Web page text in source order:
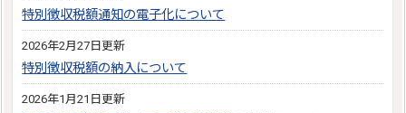
特別徴収税額通知の電子化について
2026年2月27日更新
特別徴収税額の納入について
2026年1月21日更新